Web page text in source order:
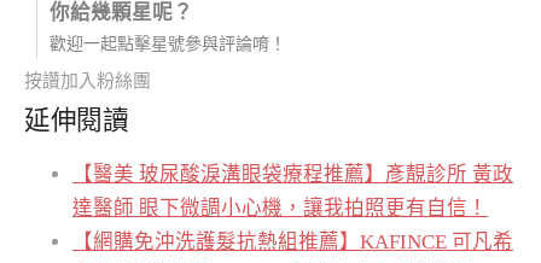
你給幾顆星呢？
歡迎一起點擊星號參與評論唷！
按讚加入粉絲團
延伸閱讀
【醫美 玻尿酸淚溝眼袋療程推薦】彥靚診所 黃政
達醫師 眼下微調小心機，讓我拍照更有自信！
【網購免沖洗護髮抗熱組推薦】KAFINCE 可凡希